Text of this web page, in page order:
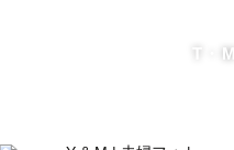
T・M